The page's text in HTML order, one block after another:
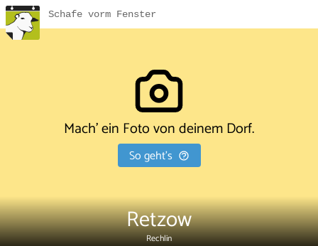
Schafe vorm Fenster
Mach' ein Foto von deinem Dorf.
So geht's
Retzow
Rechlin